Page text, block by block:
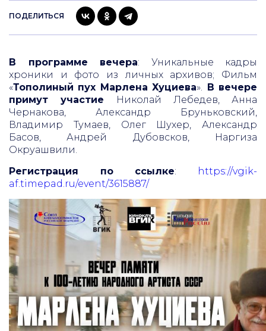
ПОДЕЛИТЬСЯ
В программе вечера: Уникальные кадры
хроники и фото из личных архивов; Фильм
«Тополиный пух Марлена Хуциева». В вечере
примут участие Николай Лебедев, Анна
Чернакова, Александр Бруньковский,
Владимир Тумаев, Олег Шухер, Александр
Басов, Андрей Дубовсков, Наргиза
Окруашвили.
Регистрация по ссылке:
https://vgik-
af.timepad.ru/event/3615887/